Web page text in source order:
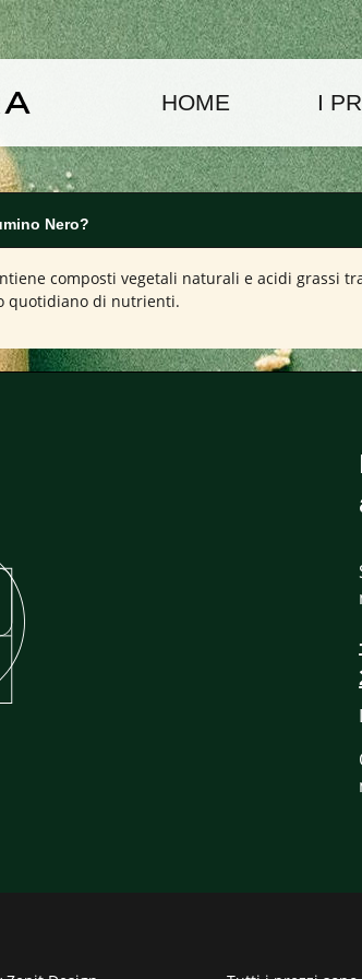
HOME I
Nero?
composti vegetali naturali e acidi grassi
quotidiano di nutrienti.